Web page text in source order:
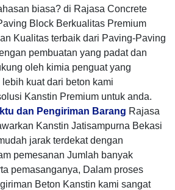
biasa? di Rajasa Concrete
Block Berkualitas Premium
Kualitas terbaik dari Paving-Paving
pembuatan yang padat dan
oleh kimia penguat yang
kuat dari beton kami
Kanstin Premium untuk anda.
dan Pengiriman Barang Rajasa
Kanstin Jatisampurna Bekasi
jarak terdekat dengan
pemesanan Jumlah banyak
pemasanganya, Dalam proses
Beton Kanstin kami sangat